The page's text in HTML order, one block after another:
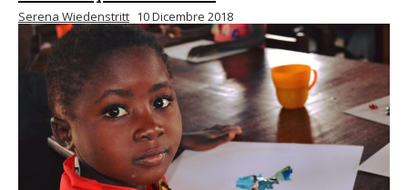
Serena Wiedenstritt 10 Dicembre 2018